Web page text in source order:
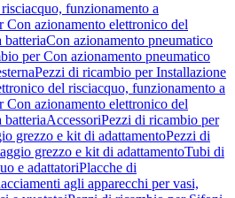
funzionamento a
Con azionamento elettronico del
batteriaCon azionamento pneumatico
per Con azionamento pneumatico
Pezzi di ricambio per Installazione
del risciacquo, funzionamento a
Con azionamento elettronico del
batteriaAccessoriPezzi di ricambio per
grezzo e kit di adattamentoPezzi di
grezzo e kit di adattamentoTubi di
e adattatoriPlacche di
agli apparecchi per vasi,